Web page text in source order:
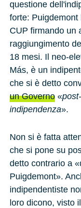
questione
forte: Puigdemont
CUP firmando un
raggiungimento
18 mesi. Il neo-
Más, è un
che si è detto
un Governo «
indipendenza».
Non si è fatta
che si pone su
detto contrario a
Puigdemont».
indipendentiste
loro dicono, visto